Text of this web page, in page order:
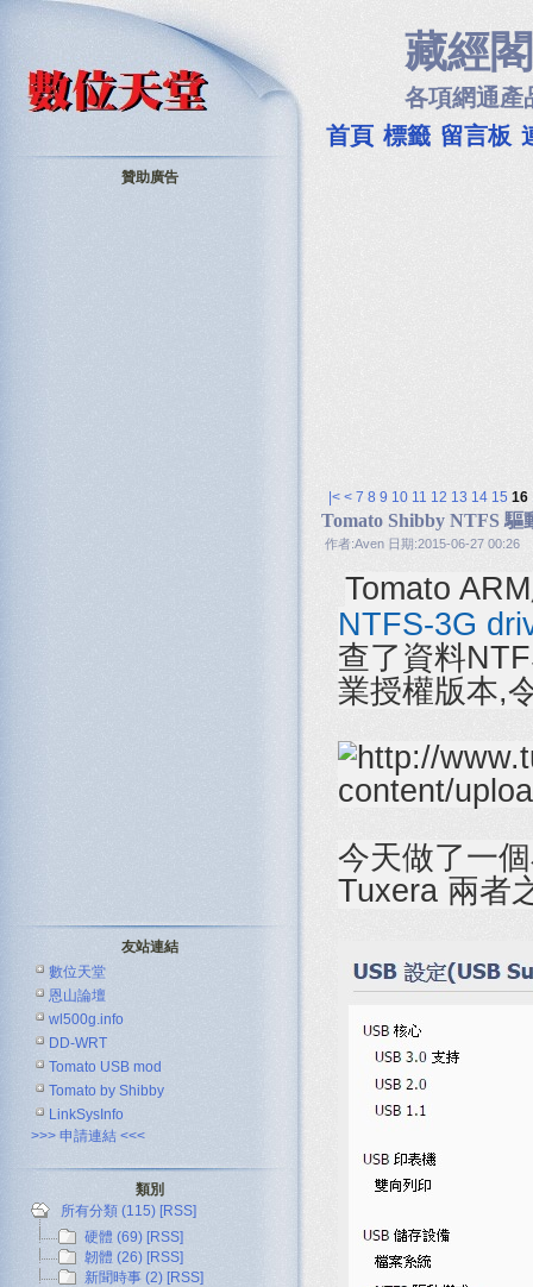
藏經閣
各項網通產
首頁 標籤 留言板
|< < 7 8 9 10 11 12 13 14 15 16
Tomato Shibby NTFS 驅
作者:Aven 日期:2015-06-27 00:26
Tomato
NTFS-3G
查了資料
業授權版本,
今天做了一
Tuxera 兩
贊助廣告
友站連結
數位天堂
恩山論壇
wl500g.info
DD-WRT
Tomato USB mod
Tomato by Shibby
LinkSysInfo
>>> 申請連結 <<<
類別
所有分類 (115) [RSS]
硬體 (69) [RSS]
韌體 (26) [RSS]
新聞時事 (2) [RSS]